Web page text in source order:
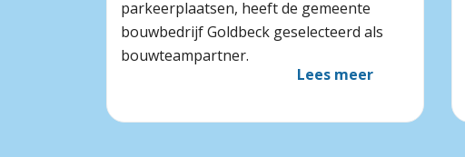
parkeerplaatsen, heeft de gemeente
bouwbedrijf Goldbeck geselecteerd als
bouwteampartner.
Lees meer